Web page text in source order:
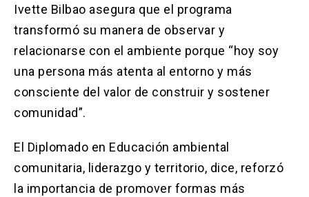
Ivette Bilbao asegura que el programa
transformó su manera de observar y
relacionarse con el ambiente porque “hoy soy
una persona más atenta al entorno y más
consciente del valor de construir y sostener
comunidad”.
El Diplomado en Educación ambiental
comunitaria, liderazgo y territorio, dice, reforzó
la importancia de promover formas más